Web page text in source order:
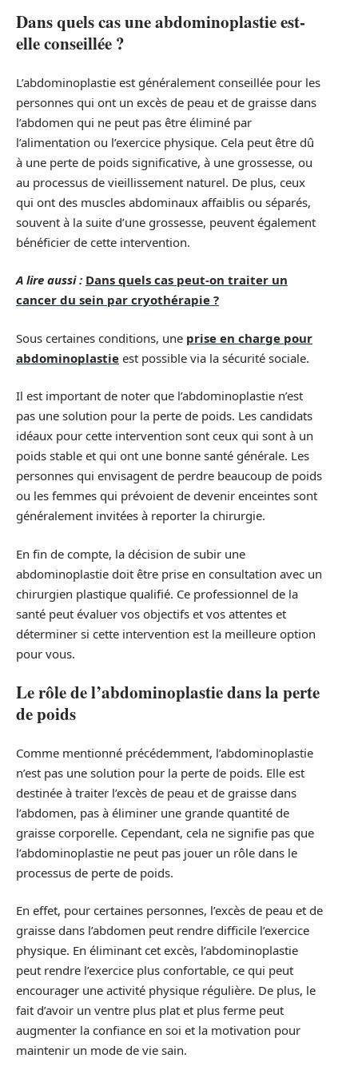
Dans quels cas une abdominoplastie est-
elle conseillée ?
L’abdominoplastie est généralement conseillée pour les
personnes qui ont un excès de peau et de graisse dans
l’abdomen qui ne peut pas être éliminé par
l’alimentation ou l’exercice physique. Cela peut être dû
à une perte de poids significative, à une grossesse, ou
au processus de vieillissement naturel. De plus, ceux
qui ont des muscles abdominaux affaiblis ou séparés,
souvent à la suite d’une grossesse, peuvent également
bénéficier de cette intervention.
A lire aussi : Dans quels cas peut-on traiter un
cancer du sein par cryothérapie ?
Sous certaines conditions, une prise en charge pour
abdominoplastie est possible via la sécurité sociale.
Il est important de noter que l’abdominoplastie n’est
pas une solution pour la perte de poids. Les candidats
idéaux pour cette intervention sont ceux qui sont à un
poids stable et qui ont une bonne santé générale. Les
personnes qui envisagent de perdre beaucoup de poids
ou les femmes qui prévoient de devenir enceintes sont
généralement invitées à reporter la chirurgie.
En fin de compte, la décision de subir une
abdominoplastie doit être prise en consultation avec un
chirurgien plastique qualifié. Ce professionnel de la
santé peut évaluer vos objectifs et vos attentes et
déterminer si cette intervention est la meilleure option
pour vous.
Le rôle de l’abdominoplastie dans la perte
de poids
Comme mentionné précédemment, l’abdominoplastie
n’est pas une solution pour la perte de poids. Elle est
destinée à traiter l’excès de peau et de graisse dans
l’abdomen, pas à éliminer une grande quantité de
graisse corporelle. Cependant, cela ne signifie pas que
l’abdominoplastie ne peut pas jouer un rôle dans le
processus de perte de poids.
En effet, pour certaines personnes, l’excès de peau et de
graisse dans l’abdomen peut rendre difficile l’exercice
physique. En éliminant cet excès, l’abdominoplastie
peut rendre l’exercice plus confortable, ce qui peut
encourager une activité physique régulière. De plus, le
fait d’avoir un ventre plus plat et plus ferme peut
augmenter la confiance en soi et la motivation pour
maintenir un mode de vie sain.